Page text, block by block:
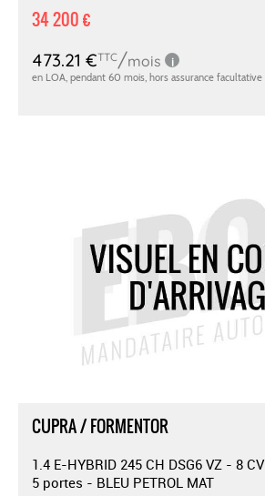
34 200 €
CUPRA / FORMENTOR
1.4 E-HYBRID 245 CH DSG6 VZ - 8 CV
5 portes - BLEU PETROL MAT